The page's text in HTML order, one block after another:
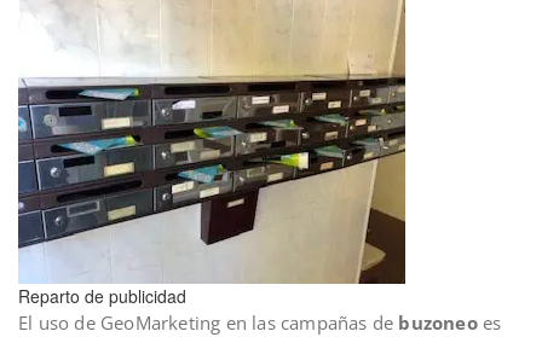
Reparto de publicidad
El uso de GeoMarketing en las campañas de buzoneoes